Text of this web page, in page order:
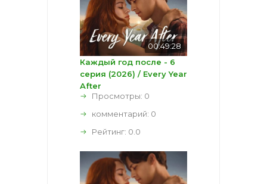
00:49:28
Каждый год после - 6
серия (2026) / Every Year
After
Просмотры: 0
комментарий: 0
Рейтинг: 0.0